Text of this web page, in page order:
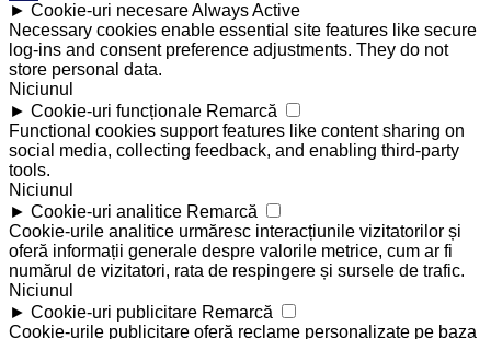
► Cookie-uri necesareAlways Active
Necessary cookies enable essential site features like secure
log-ins and consent preference adjustments. They do not
store personal data.
Niciunul
► Cookie-uri funcționale Remarcă
Functional cookies support features like content sharing on
social media, collecting feedback, and enabling third-party
tools.
Niciunul
► Cookie-uri analitice Remarcă
Cookie-urile analitice urmăresc interacțiunile vizitatorilor și
oferă informații generale despre valorile metrice, cum ar fi
numărul de vizitatori, rata de respingere și sursele de trafic.
Niciunul
► Cookie-uri publicitare Remarcă
Cookie-urile publicitare oferă reclame personalizate pe baza